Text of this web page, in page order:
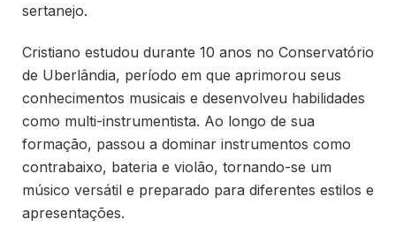
sertanejo.
Cristiano estudou durante 10 anos no Conservatório
de Uberlândia, período em que aprimorou seus
conhecimentos musicais e desenvolveu habilidades
como multi-instrumentista. Ao longo de sua
formação, passou a dominar instrumentos como
contrabaixo, bateria e violão, tornando-se um
músico versátil e preparado para diferentes estilos e
apresentações.